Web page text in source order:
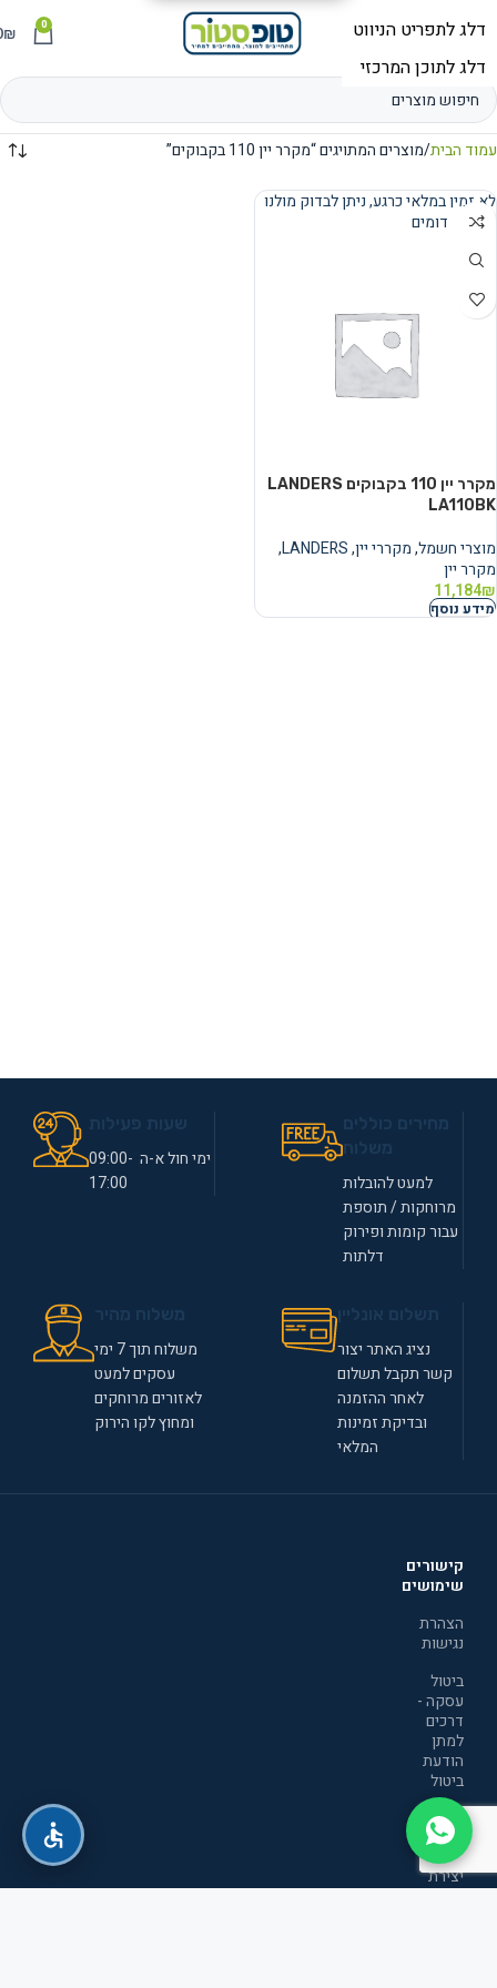
תפריט 0
₪
עמוד הבית מוצרים המתויגים “מקרר יין 110 בקבוקים”
נמכר
לא זמין במלאי כרגע, ניתן לבדוק מולנו
מוצרים דומים
מקרר יין 110 בקבוקים LANDERS
LA110BK
מוצרי חשמל,מקררי יין,
LANDERS
,
מקרר יין
11,184₪
מידע נוסף
למעט להובלות
מרוחקות / תוספת
עבור קומות ופירוק
דלתות
ימי חול א-ה 09:00-
17:00
נציג האתר יצור
קשר תקבל תשלום
לאחר ההזמנה
ובדיקת זמינות
המלאי
משלוח תוך 7 ימי
עסקים למעט
לאזורים מרוחקים
ומחוץ לקו הירוק
קישורים
שימושים
הצהרת
נגישות
ביטול
עסקה -
דרכים
למתן
הודעת
ביטול
מדיניות
הפרטיות
יצירת